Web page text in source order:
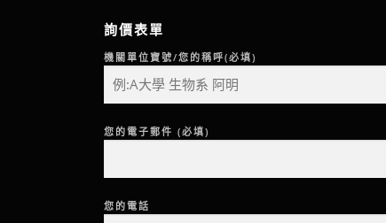
詢價表單
機關單位寶號/您的稱呼(必填)
您的電子郵件 (必填)
您的電話